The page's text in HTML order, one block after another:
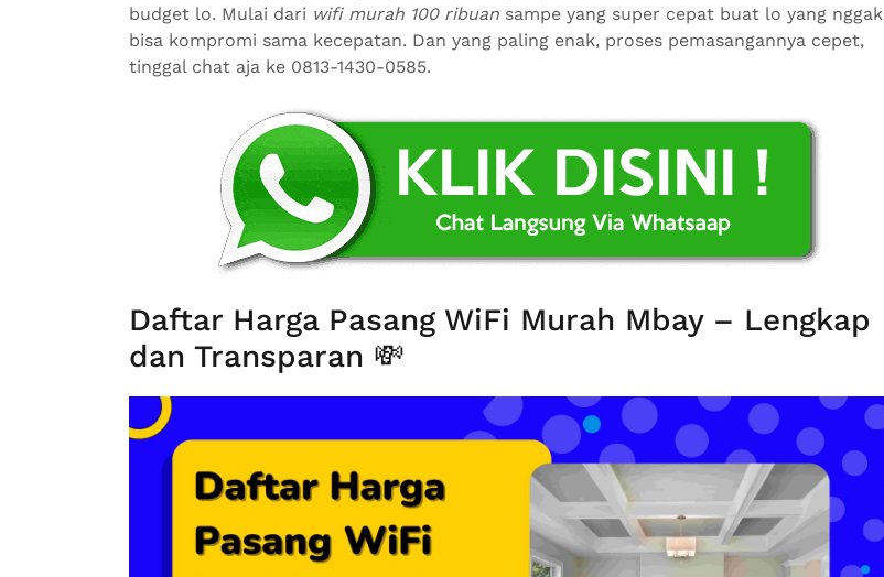
budget lo. Mulai dari wifi murah 100 ribuan sampe yang super cepat buat lo yang nggak
bisa kompromi sama kecepatan. Dan yang paling enak, proses pemasangannya cepet,
tinggal chat aja ke 0813-1430-0585.
Daftar Harga Pasang WiFi Murah Mbay – Lengkap
dan Transparan 💸